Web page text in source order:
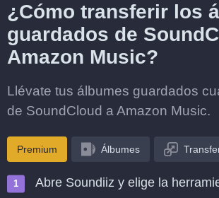
¿Cómo transferir los
guardados de
Amazon Music?
Llévate tus álbumes guardados
de SoundCloud a Amazon Music.
Premium Álbumes
Abre Soundiiz y elige la